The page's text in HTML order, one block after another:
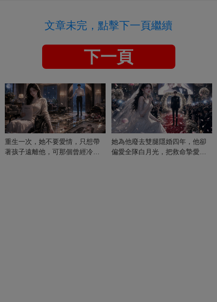
文章未完，點擊下一頁繼續
下一頁
重生一次，她不要愛情，只想帶
著孩子遠離他，可那個曾經冷漠
她為他廢去雙腿隱婚四年，他卻
偏愛全隊白月光，把救命摯愛當